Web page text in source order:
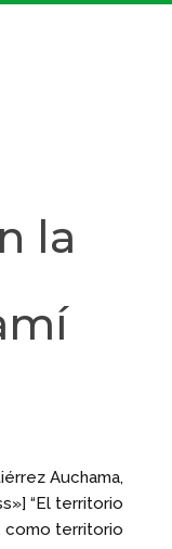
la
Auchama,
“El territorio
como territorio